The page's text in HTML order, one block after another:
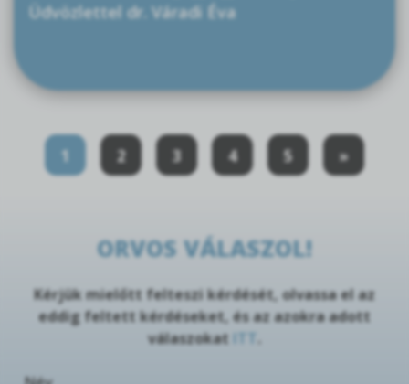
Üdvözlettel dr. Váradi Éva
1 2 3 4 5 »
ORVOS VÁLASZOL!
Kérjük mielőtt felteszi kérdését, olvassa el az
eddig feltett kérdéseket, és az azokra adott
válaszokat